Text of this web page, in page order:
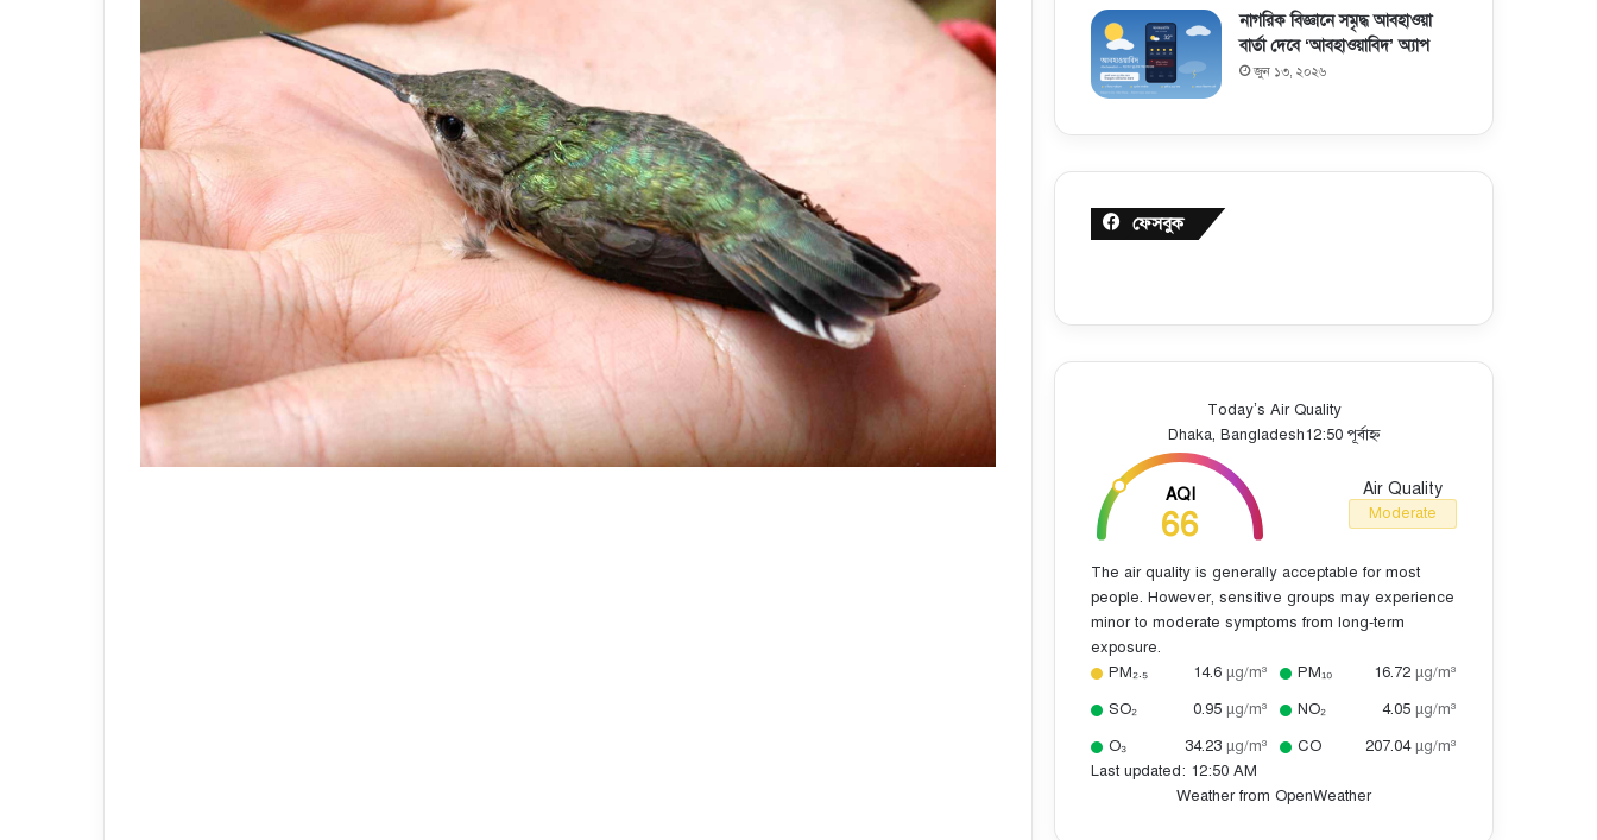
নাগরিক বিজ্ঞানে সমৃদ্ধ আবহাওয়া
বার্তা দেবে ‘আবহাওয়াবিদ’ অ্যাপ
জুন ১৩, ২০২৬
ফেসবুক
Today’s Air Quality
Dhaka, Bangladesh12:50 পূর্বাহ্ন
AQI
66
Air Quality
Moderate
The air quality is generally acceptable for most
people. However, sensitive groups may experience
minor to moderate symptoms from long-term
exposure.
PM₂.₅
14.6 µg/m³ PM₁₀ 16.72 µg/m³
SO₂
0.95 µg/m³ NO₂ 4.05 µg/m³
O₃
34.23 µg/m³ CO 207.04 µg/m³
Last updated: 12:50 AM
Weather from OpenWeather